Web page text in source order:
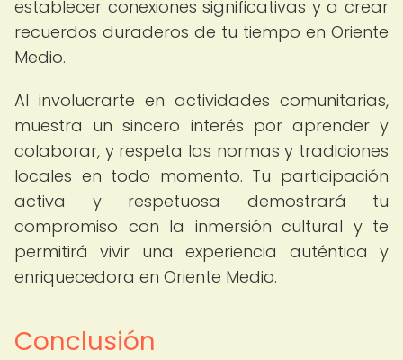
establecer conexiones significativas y a crear
recuerdos duraderos de tu tiempo en Oriente
Medio.
Al involucrarte en actividades comunitarias,
muestra un sincero interés por aprender y
colaborar, y respeta las normas y tradiciones
locales en todo momento. Tu participación
activa y respetuosa demostrará tu
compromiso con la inmersión cultural y te
permitirá vivir una experiencia auténtica y
enriquecedora en Oriente Medio.
Conclusión